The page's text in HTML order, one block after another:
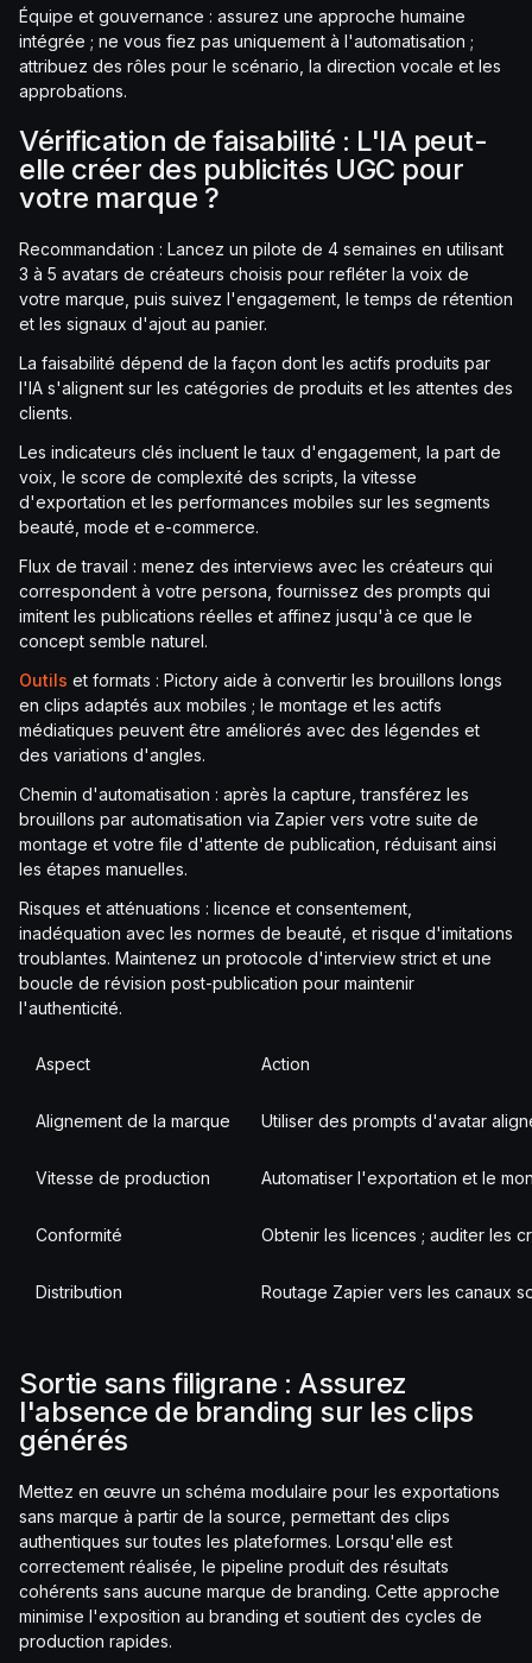
Équipe et gouvernance : assurez une approche humaine
intégrée ; ne vous fiez pas uniquement à l'automatisation ;
attribuez des rôles pour le scénario, la direction vocale et les
approbations.
Vérification de faisabilité : L'IA peut-
elle créer des publicités UGC pour
votre marque ?
Recommandation : Lancez un pilote de 4 semaines en utilisant
3 à 5 avatars de créateurs choisis pour refléter la voix de
votre marque, puis suivez l'engagement, le temps de rétention
et les signaux d'ajout au panier.
La faisabilité dépend de la façon dont les actifs produits par
l'IA s'alignent sur les catégories de produits et les attentes des
clients.
Les indicateurs clés incluent le taux d'engagement, la part de
voix, le score de complexité des scripts, la vitesse
d'exportation et les performances mobiles sur les segments
beauté, mode et e-commerce.
Flux de travail : menez des interviews avec les créateurs qui
correspondent à votre persona, fournissez des prompts qui
imitent les publications réelles et affinez jusqu'à ce que le
concept semble naturel.
Outils et formats : Pictory aide à convertir les brouillons longs
en clips adaptés aux mobiles ; le montage et les actifs
médiatiques peuvent être améliorés avec des légendes et
des variations d'angles.
Chemin d'automatisation : après la capture, transférez les
brouillons par automatisation via Zapier vers votre suite de
montage et votre file d'attente de publication, réduisant ainsi
les étapes manuelles.
Risques et atténuations : licence et consentement,
inadéquation avec les normes de beauté, et risque d'imitations
troublantes. Maintenez un protocole d'interview strict et une
boucle de révision post-publication pour maintenir
l'authenticité.
Aspect Action
Alignement de la marque Utiliser des prompts d'avatar
Vitesse de production Automatiser l'exportation et le
Conformité Obtenir les licences ; auditer les
Distribution Routage Zapier vers les canaux
Sortie sans filigrane : Assurez
l'absence de branding sur les clips
générés
Mettez en œuvre un schéma modulaire pour les exportations
sans marque à partir de la source, permettant des clips
authentiques sur toutes les plateformes. Lorsqu'elle est
correctement réalisée, le pipeline produit des résultats
cohérents sans aucune marque de branding. Cette approche
minimise l'exposition au branding et soutient des cycles de
production rapides.